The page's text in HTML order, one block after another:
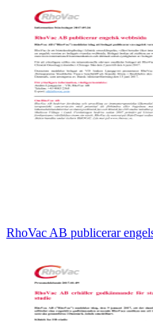
RhoVac AB publicerar